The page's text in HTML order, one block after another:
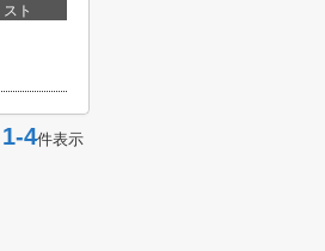
ト
4件表示